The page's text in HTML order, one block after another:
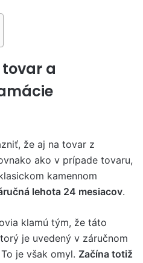
a
že aj na tovar z
ako v prípade tovaru,
kamennom
lehota 24 mesiacov.
klamú tým, že táto
je uvedený v záručnom
je však omyl. Začína totiž